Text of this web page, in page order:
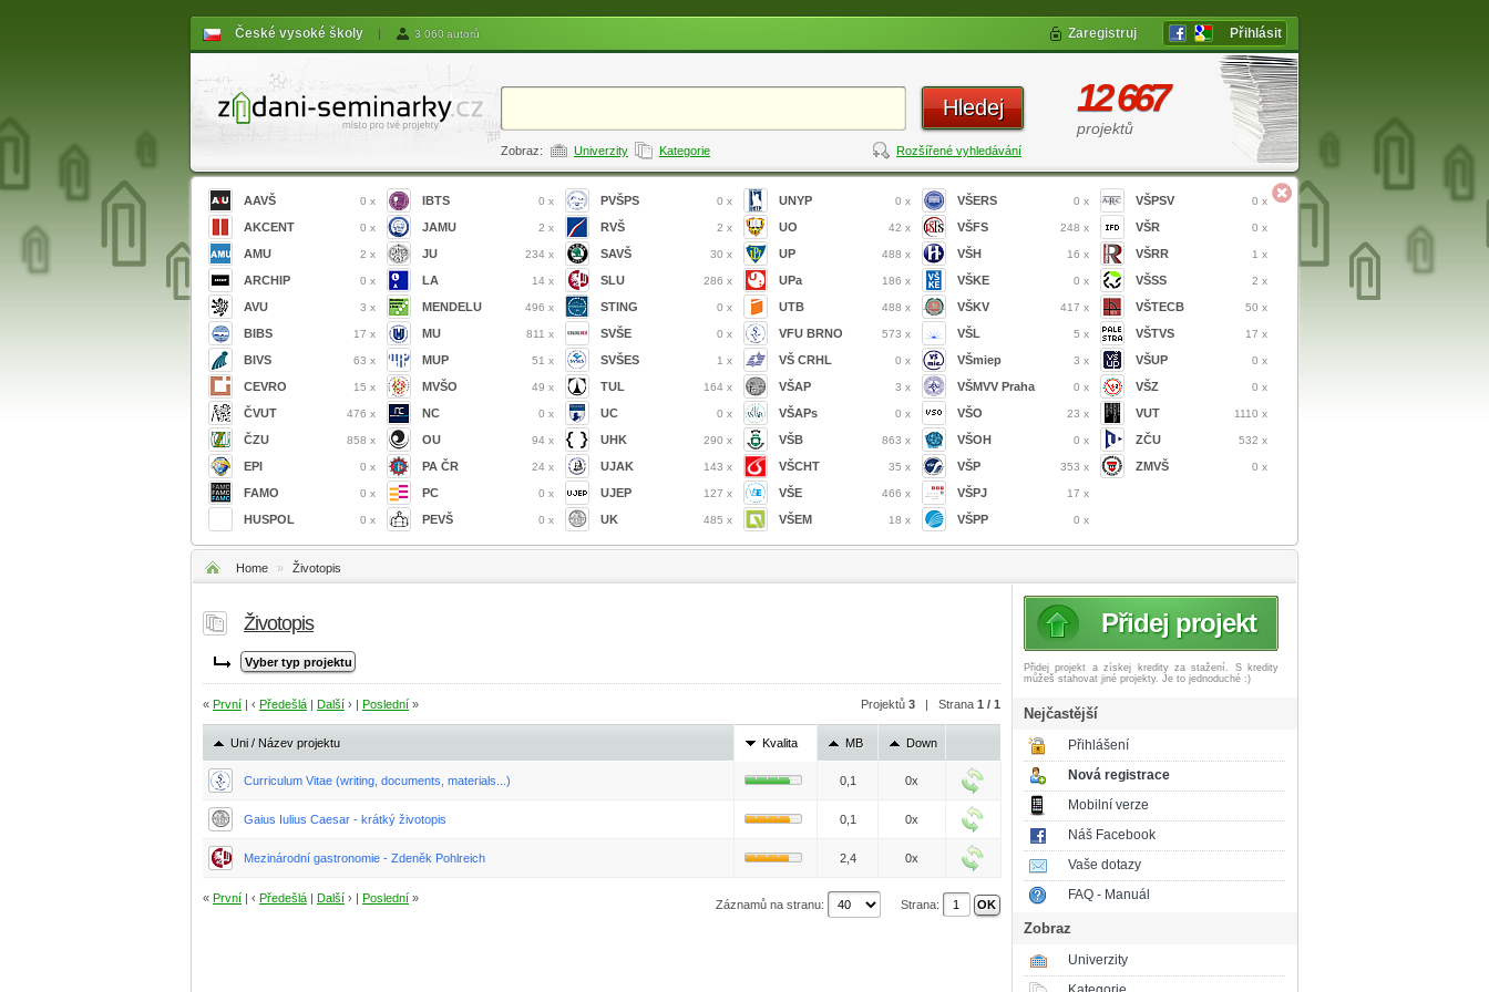
České vysoké školy | 3 060 autorů Zaregistruj Přihlásit
Hledej
Zobraz: Univerzity Kategorie Rozšířené vyhledávání
12 667
projektů
AAVŠ 0 x
AKCENT 0 x
AMU 2 x
ARCHIP 0 x
AVU 3 x
BIBS 17 x
BIVS 63 x
CEVRO 15 x
ČVUT 476 x
ČZU 858 x
EPI 0 x
FAMO 0 x
HUSPOL 0 x
IBTS 0 x
JAMU 2 x
JU 234 x
LA 14 x
MENDELU 496 x
MU 811 x
MUP 51 x
MVŠO 49 x
NC 0 x
OU 94 x
PA ČR 24 x
PC 0 x
PEVŠ 0 x
PVŠPS 0 x
RVŠ 2 x
SAVŠ 30 x
SLU 286 x
STING 0 x
SVŠE 0 x
SVŠES 1 x
TUL 164 x
UC 0 x
UHK 290 x
UJAK 143 x
UJEP 127 x
UK 485 x
UNYP 0 x
UO 42 x
UP 488 x
UPa 186 x
UTB 488 x
VFU BRNO 573 x
VŠ CRHL 0 x
VŠAP 3 x
VŠAPs 0 x
VŠB 863 x
VŠCHT 35 x
VŠE 466 x
VŠEM 18 x
VŠERS 0 x
VŠFS 248 x
VŠH 16 x
VŠKE 0 x
VŠKV 417 x
VŠL 5 x
VŠmiep 3 x
VŠMVV Praha 0 x
VŠO 23 x
VŠOH 0 x
VŠP 353 x
VŠPJ 17 x
VŠPP 0 x
VŠPSV 0 x
VŠR 0 x
VŠRR 1 x
VŠSS 2 x
VŠTECB 50 x
VŠTVS 17 x
VŠUP 0 x
VŠZ 0 x
VUT 1110 x
ZČU 532 x
ZMVŠ 0 x
Home » Životopis
Životopis
« První | ‹ Předešlá Další › | Poslední » Projektů 3 | Strana 1 / 1
Uni / Název projektu Kvalita MB Down
Curriculum Vitae (writing, documents, materials...) 0,1 0x
Gaius Iulius Caesar - krátký životopis 0,1 0x
Mezinárodní gastronomie - Zdeněk Pohlreich 2,4 0x
« První | ‹ Předešlá Další › | Poslední » Záznamů na stranu: Strana:
Přidej projekt
Přidej projekt a získej
kredity za stažení. S kredity
můžeš stahovat jiné projekty. Je to jednoduché :)
Nejčastější
Přihlášení
Nová registrace
Mobilní verze
Náš Facebook
Vaše dotazy
FAQ - Manuál
Zobraz
Univerzity